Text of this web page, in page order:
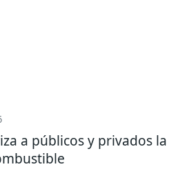
a públicos y privados la